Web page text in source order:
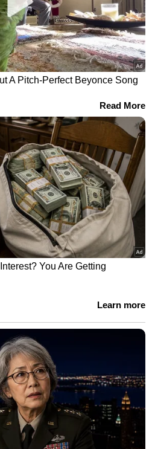
രോഗങ്ങൾ ഉള്ളവർക്ക്
എളുപ്പം
കൊളസ്‌ട്രോൾ
ശ്രദ്ധിക്കണം.
സി
വഷളാവുന്നതിന്റെ